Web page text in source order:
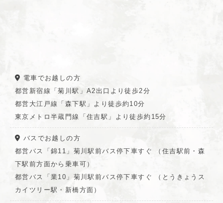
電車でお越しの方
都営新宿線「菊川駅」A2出口より徒歩2分
都営大江戸線「森下駅」より徒歩約10分
東京メトロ半蔵門線「住吉駅」より徒歩約15分
バスでお越しの方
都営バス「錦11」菊川駅前バス停下車すぐ （住吉駅前・森
下駅前方面から乗車可）
都営バス「業10」菊川駅前バス停下車すぐ （とうきょうス
カイツリー駅・新橋方面）